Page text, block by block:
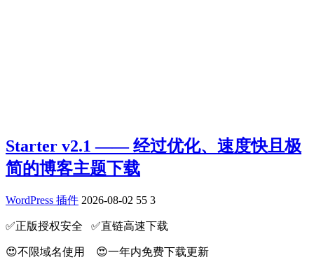
Starter v2.1 —— 经过优化、速度快且极
简的博客主题下载
WordPress 插件 2026-08-02 55 3
✅️正版授权安全 ✅️直链高速下载
😍不限域名使用 😍一年内免费下载更新